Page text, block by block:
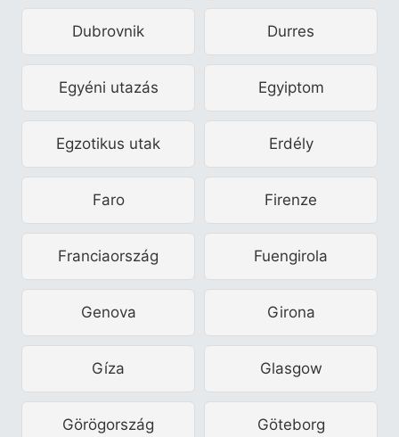
Dubrovnik Durres
Egyéni utazás Egyiptom
Egzotikus utak Erdély
Faro Firenze
Franciaország Fuengirola
Genova Girona
Gíza Glasgow
Görögország Göteborg